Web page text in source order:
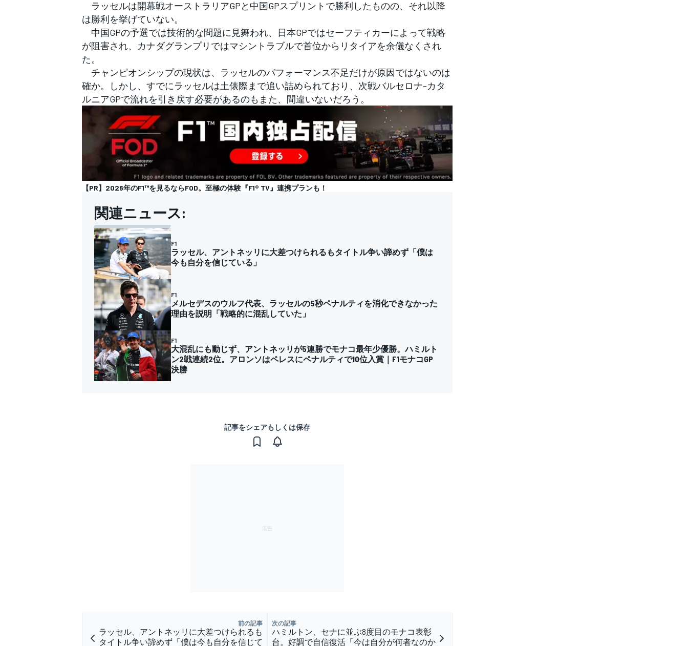
ラッセルは開幕戦オーストラリアGPと中国GPスプリントで勝利したものの、それ以降
は勝利を挙げていない。
中国GPの予選では技術的な問題に見舞われ、日本GPではセーフティカーによって戦略
が阻害され、カナダグランプリではマシントラブルで首位からリタイアを余儀なくされ
た。
チャンピオンシップの現状は、ラッセルのパフォーマンス不足だけが原因ではないのは
確か。しかし、すでにラッセルは土俵際まで追い詰められており、次戦バルセロナ-カタ
ルニアGPで流れを引き戻す必要があるのもまた、間違いないだろう。
【PR】2026年のF1™を見るならFOD。至極の体験『F1® TV』連携プランも！
関連ニュース:
F1
ラッセル、アントネッリに大差つけられるもタイトル争い諦めず「僕は
今も自分を信じている」
F1
メルセデスのウルフ代表、ラッセルの5秒ペナルティを消化できなかった
理由を説明「戦略的に混乱していた」
F1
大混乱にも動じず、アントネッリが5連勝でモナコ最年少優勝。ハミルト
ン2戦連続2位。アロンソはペレスにペナルティで10位入賞｜F1モナコGP
決勝
記事をシェアもしくは保存
前の記事
ラッセル、アントネッリに大差つけられるも
タイトル争い諦めず「僕は今も自分を信じて
次の記事
ハミルトン、セナに並ぶ8度目のモナコ表彰
台。好調で自信復活「今は自分が何者なのか